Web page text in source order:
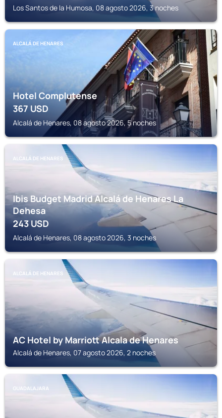
Los Santos de la Humosa, 08 agosto 2026, 3 noches
ALCALÁ DE HENARES
Hotel Complutense
367 USD
Alcalá de Henares, 08 agosto 2026, 5 noches
ALCALÁ DE HENARES
Ibis Budget Madrid Alcalá de Henares La
Dehesa
243USD
Alcalá de Henares, 08 agosto 2026, 3 noches
ALCALÁ DE HENARES
AC Hotel by Marriott Alcala de Henares
Alcalá de Henares, 07 agosto 2026, 2 noches
GUADALAJARA